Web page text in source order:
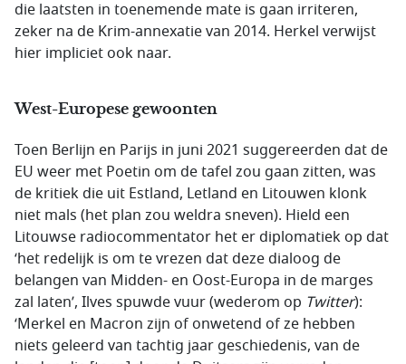
die laatsten in toenemende mate is gaan irriteren,
zeker na de Krim-annexatie van 2014. Herkel verwijst
hier impliciet ook naar.
West-Europese gewoonten
Toen Berlijn en Parijs in juni 2021 suggereerden dat de
EU weer met Poetin om de tafel zou gaan zitten, was
de kritiek die uit Estland, Letland en Litouwen klonk
niet mals (het plan zou weldra sneven). Hield een
Litouwse radiocommentator het er diplomatiek op dat
‘het redelijk is om te vrezen dat deze dialoog de
belangen van Midden- en Oost-Europa in de marges
zal laten’, Ilves spuwde vuur (wederom op Twitter):
‘Merkel en Macron zijn of onwetend of ze hebben
niets geleerd van tachtig jaar geschiedenis, van de